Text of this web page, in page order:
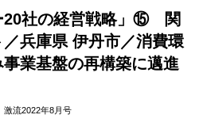
20社の経営戦略」⑮ 関
兵庫県 伊丹市／消費環
業基盤の再構築に邁進
激流2022年8月号